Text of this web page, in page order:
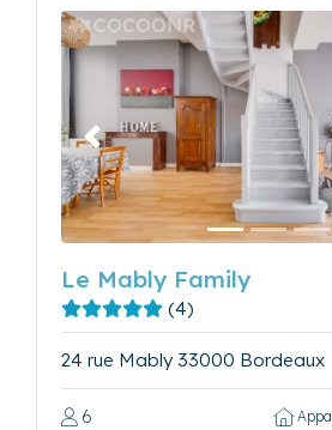
Précédent
Le Mably Family
(4)
24 rue Mably 33000 Bordeaux
6